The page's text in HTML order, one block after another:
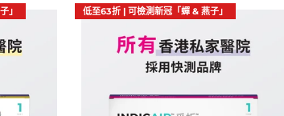
」 低至63折 | 可檢測新冠「蟬 & 燕子」